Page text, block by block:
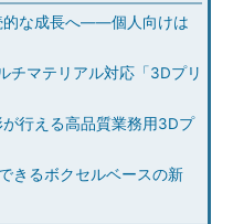
的な成長へ――個人向けは
チマテリアル対応「3Dプリ
行える高品質業務用3Dプ
きるボクセルベースの新